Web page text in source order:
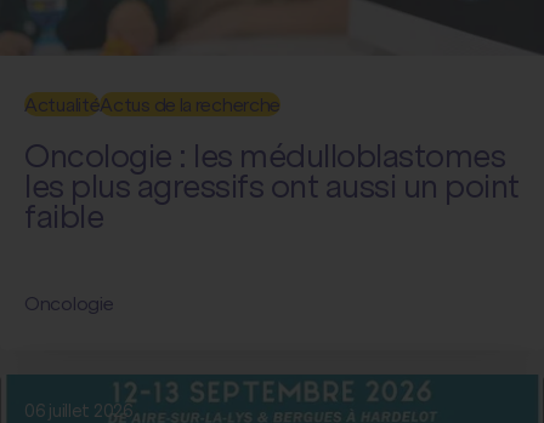
Oncologie : les médulloblastomes
les plus agressifs ont aussi un point
faible
ActualitéActus de la recherche
Oncologie
06 juillet 2026